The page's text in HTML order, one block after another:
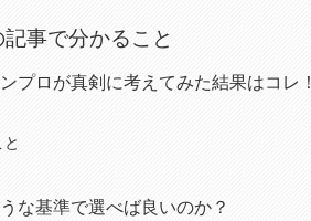
事で分かること
プロが真剣に考えてみた結果はコレ！
な基準で選べば良いのか？